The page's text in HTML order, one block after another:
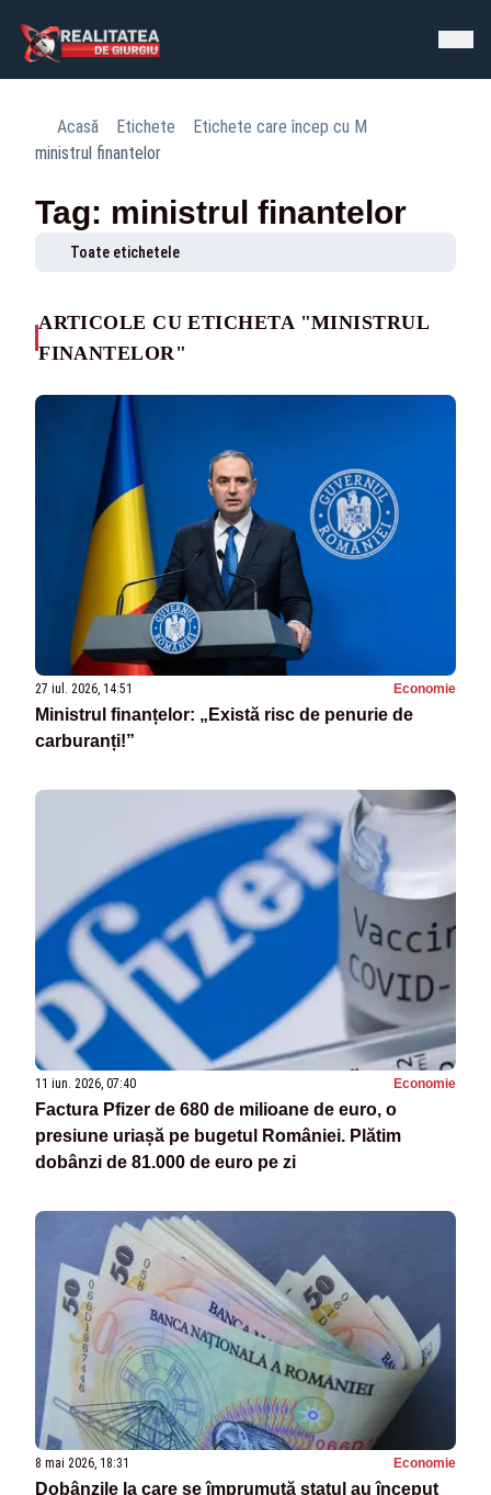
Acasă Etichete
Etichete care încep cu M
ministrul finantelor
Tag: ministrul finantelor
Toate etichetele
ARTICOLE CU ETICHETA "MINISTRUL
FINANTELOR"
27 iul. 2026, 14:51 Economie
Ministrul finanțelor: „Există risc de penurie de
carburanți!”
11 iun. 2026, 07:40 Economie
Factura Pfizer de 680 de milioane de euro, o
presiune uriașă pe bugetul României. Plătim
dobânzi de 81.000 de euro pe zi
8 mai 2026, 18:31 Economie
Dobânzile la care se împrumută statul au început